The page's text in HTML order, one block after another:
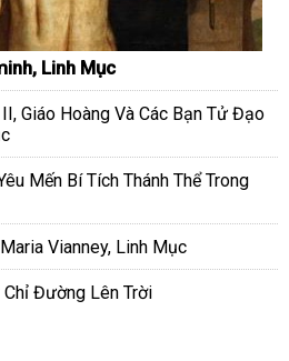
Linh Mục
Giáo Hoàng Và Các Bạn Tử Đạo
Mến Bí Tích Thánh Thể Trong
Vianney, Linh Mục
Chỉ Đường Lên Trời